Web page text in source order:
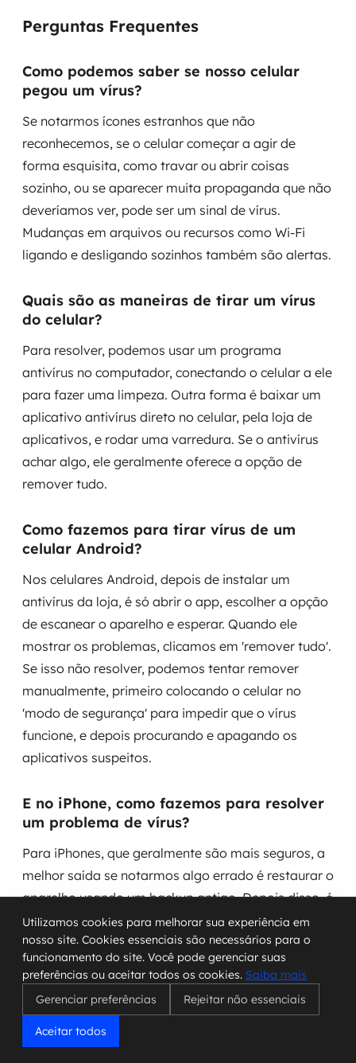
Perguntas Frequentes
Como podemos saber se nosso celular
pegou um vírus?
Se notarmos ícones estranhos que não
reconhecemos, se o celular começar a agir de
forma esquisita, como travar ou abrir coisas
sozinho, ou se aparecer muita propaganda que não
deveríamos ver, pode ser um sinal de vírus.
Mudanças em arquivos ou recursos como Wi-Fi
ligando e desligando sozinhos também são alertas.
Quais são as maneiras de tirar um vírus
do celular?
Para resolver, podemos usar um programa
antivírus no computador, conectando o celular a ele
para fazer uma limpeza. Outra forma é baixar um
aplicativo antivírus direto no celular, pela loja de
aplicativos, e rodar uma varredura. Se o antivírus
achar algo, ele geralmente oferece a opção de
remover tudo.
Como fazemos para tirar vírus de um
celular Android?
Nos celulares Android, depois de instalar um
antivírus da loja, é só abrir o app, escolher a opção
de escanear o aparelho e esperar. Quando ele
mostrar os problemas, clicamos em 'remover tudo'.
Se isso não resolver, podemos tentar remover
manualmente, primeiro colocando o celular no
'modo de segurança' para impedir que o vírus
funcione, e depois procurando e apagando os
aplicativos suspeitos.
E no iPhone, como fazemos para resolver
um problema de vírus?
Para iPhones, que geralmente são mais seguros, a
melhor saída se notarmos algo errado é restaurar o
aparelho usando um backup antigo. Depois disso, é
bom baixar um antivírus confiável da App Store
para manter o aparelho protegido.
Como podemos evitar que nosso celular
pegue vírus no futuro?
Para evitar pegar vírus, é fundamental sempre
Utilizamos cookies para melhorar sua experiência em
nosso site. Cookies essenciais são necessários para o
funcionamento do site. Você pode gerenciar suas
preferências ou aceitar todos os cookies. Saiba mais
Gerenciar preferências
Rejeitar não essenciais
Aceitar todos